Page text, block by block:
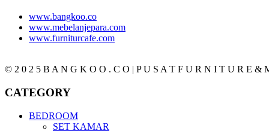
www.bangkoo.co
www.mebelanjepara.com
www.furniturcafe.com
© 2 0 2 5 B A N G K O O . C O | P U S A T F U R N I T U R E &
CATEGORY
BEDROOM
SET KAMAR